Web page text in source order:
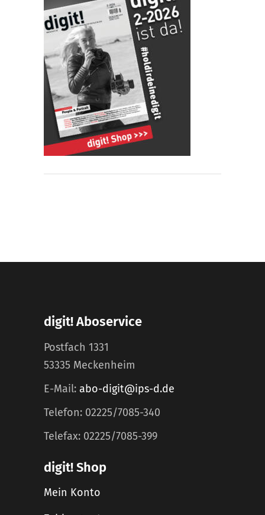
digit! Aboservice
Postfach 1331
53335 Meckenheim
E-Mail: abo-digit@ips-d.de
Telefon: 02225/7085-340
Telefax: 02225/7085-399
digit! Shop
Mein Konto